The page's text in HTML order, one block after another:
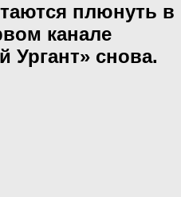
плюнуть в
канале
Ургант» снова.